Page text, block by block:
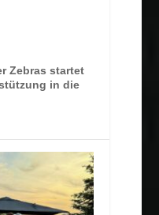
Zebras startet
in die